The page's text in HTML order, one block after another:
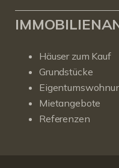
Häuser zum Kauf
Grundstücke
Mietangebote
Referenzen